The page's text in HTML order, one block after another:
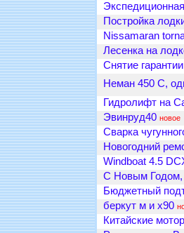
Постройка
Nissamaran
Лесенка на
Снятие
Неман 450 С,
Гидролифт на
Эвинруд40 новое
Сварка
Новогодний
Windboat 4.5
С Новым Годом,
Бюджетный
беркут м и х90
Китайские